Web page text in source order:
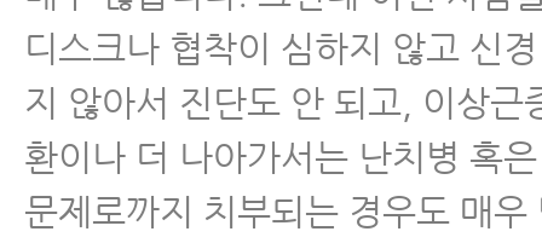
디스크나 협착이 심하지 않고 신
지 않아서 진단도 안 되고, 이상근
환이나 더 나아가서는 난치병 혹
문제로까지 치부되는 경우도 매우